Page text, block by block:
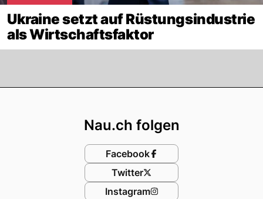
Ukraine setzt auf Rüstungsindustrie
als Wirtschaftsfaktor
Nau.ch folgen
Facebook
Twitter
Instagram